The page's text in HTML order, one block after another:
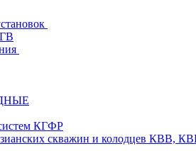
КГФР
скважин и колодцев КВВ,